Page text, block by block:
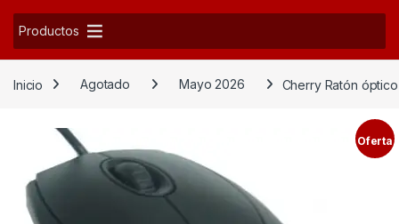
Productos
Inicio Agotado Mayo 2026 Cherry Ratón
Oferta